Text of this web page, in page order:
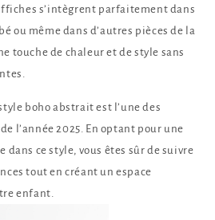
s’intègrent parfaitement dans
ou même dans d’autres pièces de la
touche de chaleur et de style sans
boho abstrait est l’une des
l’année 2025. En optant pour une
dans ce style, vous êtes sûr de suivre
tout en créant un espace
enfant.